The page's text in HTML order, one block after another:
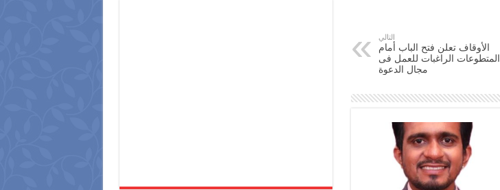
التالي
الأوقاف تعلن فتح الباب أمام
المتطوعات الراغبات للعمل فى
مجال الدعوة